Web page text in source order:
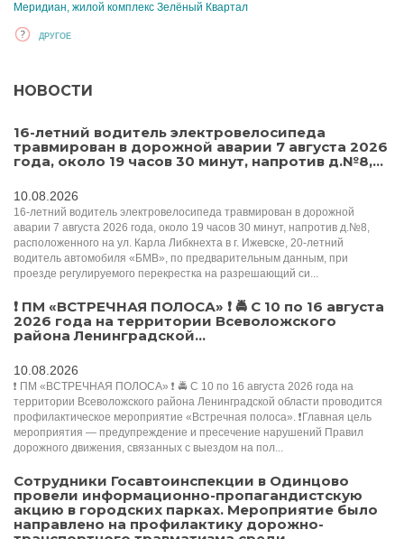
Меридиан, жилой комплекс Зелёный Квартал
ДРУГОЕ
НОВОСТИ
16-летний водитель электровелосипеда
травмирован в дорожной аварии 7 августа 2026
года, около 19 часов 30 минут, напротив д.№8,...
10.08.2026
16-летний водитель электровелосипеда травмирован в дорожной
аварии 7 августа 2026 года, около 19 часов 30 минут, напротив д.№8,
расположенного на ул. Карла Либкнехта в г. Ижевске, 20-летний
водитель автомобиля «БМВ», по предварительным данным, при
проезде регулируемого перекрестка на разрешающий си...
❗️ ПМ «ВСТРЕЧНАЯ ПОЛОСА» ❗️ 🚔 С 10 по 16 августа
2026 года на территории Всеволожского
района Ленинградской...
10.08.2026
❗️ ПМ «ВСТРЕЧНАЯ ПОЛОСА» ❗️ 🚔 С 10 по 16 августа 2026 года на
территории Всеволожского района Ленинградской области проводится
профилактическое мероприятие «Встречная полоса». ❗️Главная цель
мероприятия — предупреждение и пресечение нарушений Правил
дорожного движения, связанных с выездом на пол...
Сотрудники Госавтоинспекции в Одинцово
провели информационно-пропагандистскую
акцию в городских парках. Мероприятие было
направлено на профилактику дорожно-